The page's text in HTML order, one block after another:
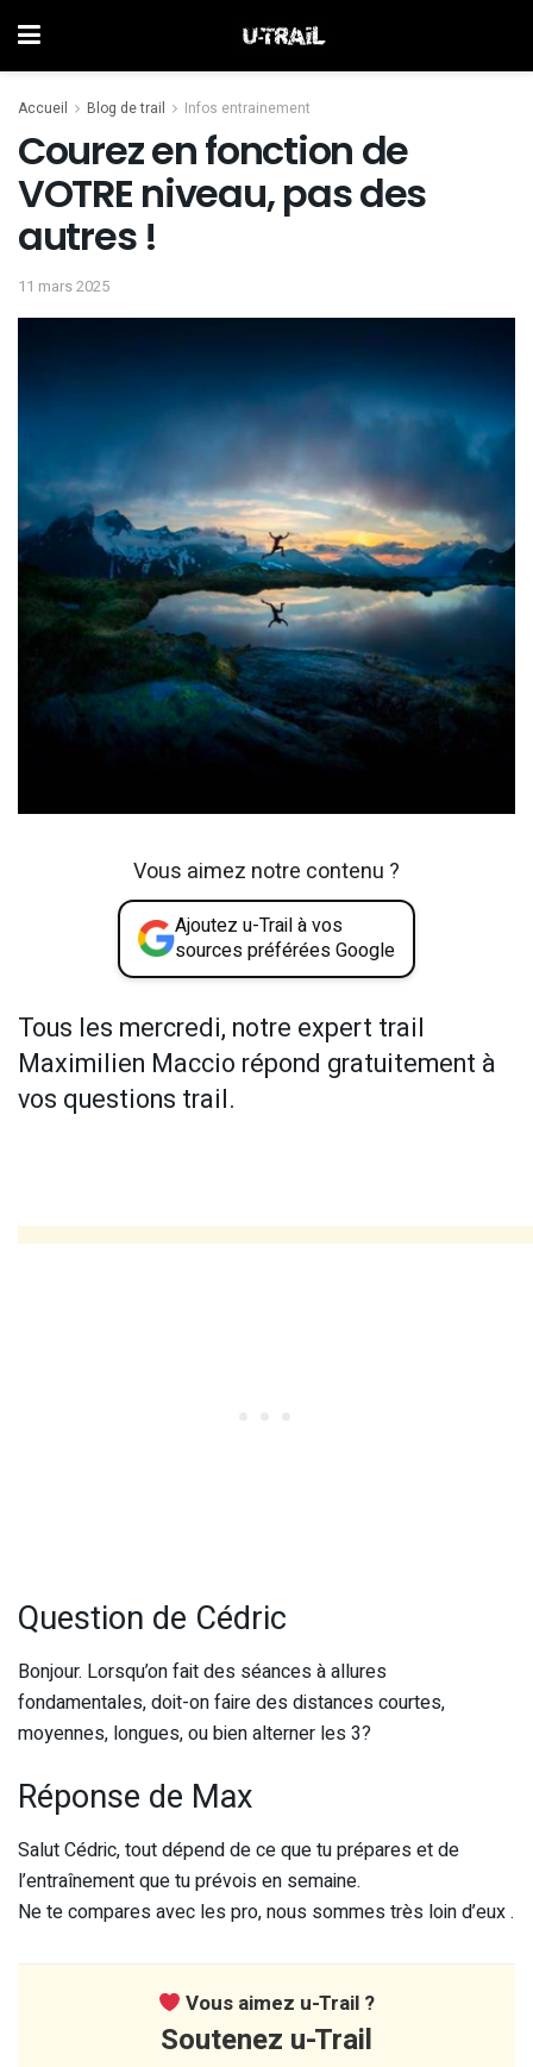
Accueil Blog de trail Infos entrainement
Courez en fonction de
VOTRE niveau, pas des
autres !
11 mars 2025
Vous aimez notre contenu ?
Ajoutez u-Trail à vos
sources préférées Google
Tous les mercredi, notre expert trail
Maximilien Maccio répond gratuitement à
vos questions trail.
Question de Cédric
Bonjour. Lorsqu’on fait des séances à allures
fondamentales, doit-on faire des distances courtes,
moyennes, longues, ou bien alterner les 3?
Réponse de Max
Salut Cédric, tout dépend de ce que tu prépares et de
l’entraînement que tu prévois en semaine.
Ne te compares avec les pro, nous sommes très loin d’eux .
Vous aimez u-Trail ?
Soutenez u-Trail